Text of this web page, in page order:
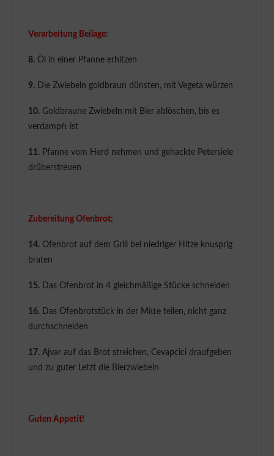
Verarbeitung Beilage:
8. Öl in einer Pfanne erhitzen
9. Die Zwiebeln goldbraun dünsten, mit Vegeta würzen
10. Goldbraune Zwiebeln mit Bier ablöschen, bis es
verdampft ist
11. Pfanne vom Herd nehmen und gehackte Petersiele
drüberstreuen
Zubereitung Ofenbrot:
14. Ofenbrot auf dem Grill bei niedriger Hitze knusprig
braten
15. Das Ofenbrot in 4 gleichmäßige Stücke schneiden
16. Das Ofenbrotstück in der Mitte teilen, nicht ganz
durchschneiden
17. Ajvar auf das Brot streichen, Cevapcici draufgeben
und zu guter Letzt die Bierzwiebeln
Guten Appetit!